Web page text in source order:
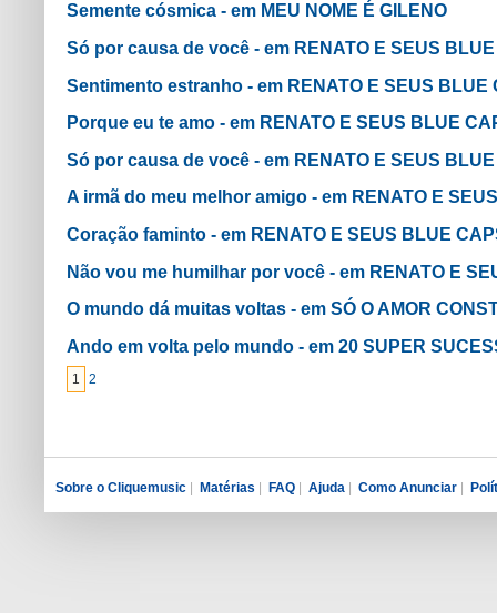
Semente cósmica - em MEU NOME É GILENO
Só por causa de você - em RENATO E SEUS
Sentimento estranho - em RENATO E SEUS BLUE
Porque eu te amo - em RENATO E SEUS BLUE
Só por causa de você - em RENATO E SEUS
A irmã do meu melhor amigo - em RENATO E
Coração faminto - em RENATO E SEUS BLUE
Não vou me humilhar por você - em RENATO E
O mundo dá muitas voltas - em SÓ O AMOR
Ando em volta pelo mundo - em 20 SUPER
1 2
Sobre o Cliquemusic | Matérias | FAQ | Ajuda | Como Anunciar |